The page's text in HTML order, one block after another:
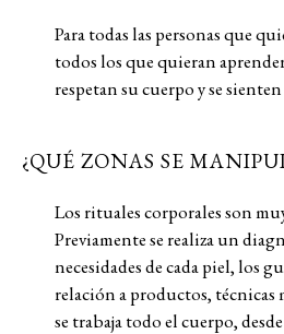
Paratodaslas personasquequ
todoslosquequieranaprende
respetansucuerpoysesienten
¿QUÉ ZONAS SE
Los rituales corporales son
Previamente se realiza un
necesidades de cada piel, los
relación a productos, técnicas
se trabaja todo el cuerpo,